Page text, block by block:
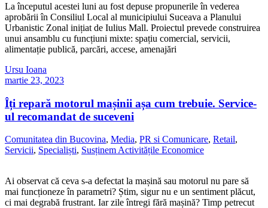
La începutul acestei luni au fost depuse propunerile în vederea
aprobării în Consiliul Local al municipiului Suceava a Planului
Urbanistic Zonal inițiat de Iulius Mall. Proiectul prevede construirea
unui ansamblu cu funcțiuni mixte: spațiu comercial, servicii,
alimentație publică, parcări, accese, amenajări
Ursu Ioana
martie 23, 2023
Îți repară motorul mașinii așa cum trebuie. Service-
ul recomandat de suceveni
Comunitatea din Bucovina, Media, PR si Comunicare, Retail,
Servicii, Specialiști, Susținem Activitățile Economice
Ai observat că ceva s-a defectat la mașină sau motorul nu pare să
mai funcționeze în parametri? Știm, sigur nu e un sentiment plăcut,
ci mai degrabă frustrant. Iar zile întregi fără mașină? Timp petrecut